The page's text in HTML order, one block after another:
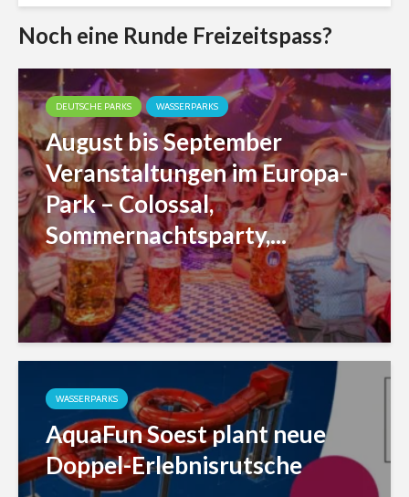
Noch eine Runde Freizeitspass?
DEUTSCHE PARKS WASSERPARKS
August bis September
Veranstaltungen im Europa-
Park – Colossal,
Sommernachtsparty,...
WASSERPARKS
AquaFun Soest plant neue
Doppel-Erlebnisrutsche